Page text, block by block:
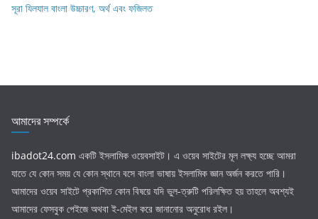
সূরা যিলযাল বাংলা উচ্চারণ, অর্থ এবং ফজিলত
আমাদের সম্পর্কে
ibadot24.com একটি ইসলামিক ওয়েবসাইট। এ ওয়েব সাইটের মূল লক্ষ্য হচ্ছে আমরা
যাতে যে কোন সময় যে কোন স্থানে বসে বাংলা ভাষায় ইসলামিক জ্ঞান অর্জন করতে পারি।
আমাদের ওয়েব সাইটে প্রকাশিত কোন বিষয়ে যদি ভুল-ত্রুটি পরিলক্ষিত হয় তাহলে অবশ্যই
আমাদের ফেসবুক পেইজে অথবা ই-মেইল করে জানানোর অনুরোধ রইল।